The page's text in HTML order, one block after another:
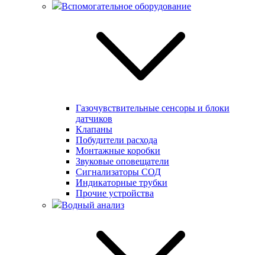
Вспомогательное оборудование
Газочувствительные сенсоры и блоки
датчиков
Клапаны
Побудители расхода
Монтажные коробки
Звуковые оповещатели
Сигнализаторы СОД
Индикаторные трубки
Прочие устройства
Водный анализ